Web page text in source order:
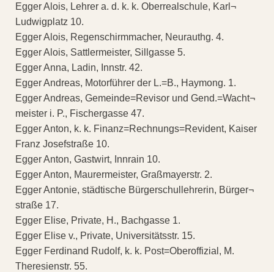
Egger Alois, Lehrer a. d. k. k. Oberrealschule, Karl¬
Ludwigplatz 10.
Egger Alois, Regenschirmmacher, Neurauthg. 4.
Egger Alois, Sattlermeister, Sillgasse 5.
Egger Anna, Ladin, Innstr. 42.
Egger Andreas, Motorführer der L.=B., Haymong. 1.
Egger Andreas, Gemeinde=Revisor und Gend.=Wacht¬
meister i. P., Fischergasse 47.
Egger Anton, k. k. Finanz=Rechnungs=Revident, Kaiser
Franz Josefstraße 10.
Egger Anton, Gastwirt, Innrain 10.
Egger Anton, Maurermeister, Graßmayerstr. 2.
Egger Antonie, städtische Bürgerschullehrerin, Bürger¬
straße 17.
Egger Elise, Private, H., Bachgasse 1.
Egger Elise v., Private, Universitätsstr. 15.
Egger Ferdinand Rudolf, k. k. Post=Oberoffizial, M.
Theresienstr. 55.